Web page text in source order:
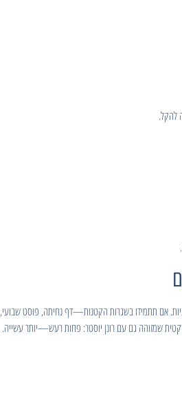
להקל.
אם תתמידו בשגרות הקטנות—דף נחיתה, פוסט שבועי,